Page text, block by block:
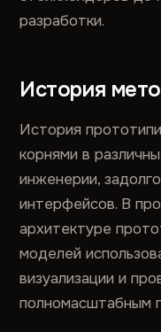
разработки.
История
История
корнями в
инженерии,
интерфейсов. В
архитектуре
моделей
визуализации и
полномасштабным